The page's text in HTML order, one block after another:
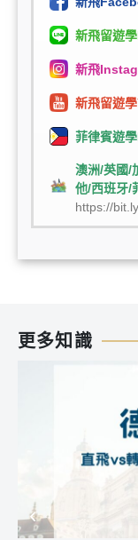
新飛留遊
新飛
新飛留遊
菲律賓遊
澳洲/英國/
他/西班牙/
https://
更多知識